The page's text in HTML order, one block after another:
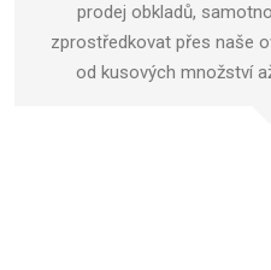
prodej obkladů,
zprostředkovat přes naše
od kusových množství